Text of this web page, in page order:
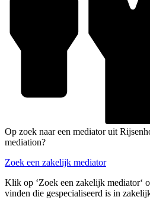
Op zoek naar een mediator uit
mediation?
Zoek een zakelijk mediator
Klik op ‘Zoek een zakelijk mediator‘
vinden die gespecialiseerd is in